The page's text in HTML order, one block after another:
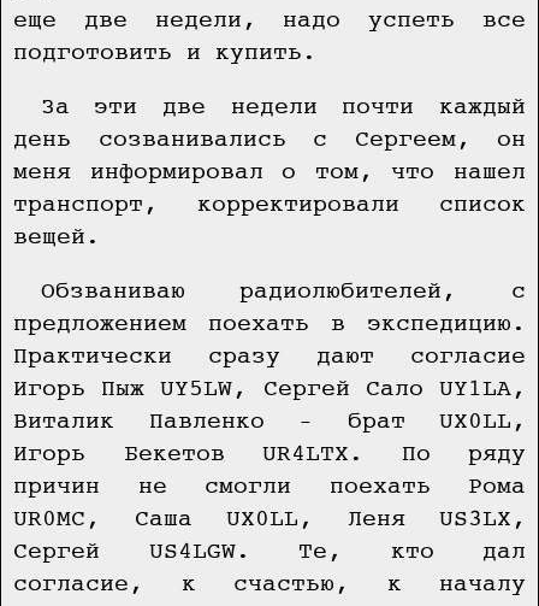
еще две недели, надо успеть все
подготовить и купить.
За эти две недели почти каждый
день созванивались с Сергеем, он
меня информировал о том, что нашел
транспорт, корректировали список
вещей.
Обзваниваю радиолюбителей, с
предложением поехать в экспедицию.
Практически сразу дают согласие
Игорь Пыж UY5LW, Сергей Сало UY1LA,
Виталик Павленко – брат UX0LL,
Игорь Бекетов UR4LTX. По ряду
причин не смогли поехать Рома
UR0MC, Саша UX0LL, Леня US3LX,
Сергей US4LGW. Те, кто дал
согласие, к счастью, к началу